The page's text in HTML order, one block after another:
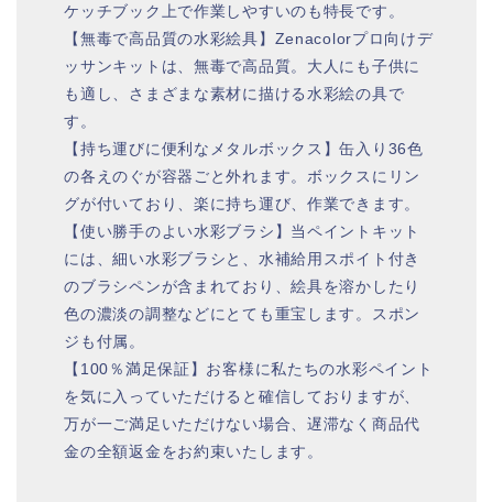
ケッチブック上で作業しやすいのも特長です。
【無毒で高品質の水彩絵具】Zenacolorプロ向けデ
ッサンキットは、無毒で高品質。大人にも子供に
も適し、さまざまな素材に描ける水彩絵の具で
す。
【持ち運びに便利なメタルボックス】缶入り36色
の各えのぐが容器ごと外れます。ボックスにリン
グが付いており、楽に持ち運び、作業できます。
【使い勝手のよい水彩ブラシ】当ペイントキット
には、細い水彩ブラシと、水補給用スポイト付き
のブラシペンが含まれており、絵具を溶かしたり
色の濃淡の調整などにとても重宝します。スポン
ジも付属。
【100％満足保証】お客様に私たちの水彩ペイント
を気に入っていただけると確信しておりますが、
万が一ご満足いただけない場合、遅滞なく商品代
金の全額返金をお約束いたします。